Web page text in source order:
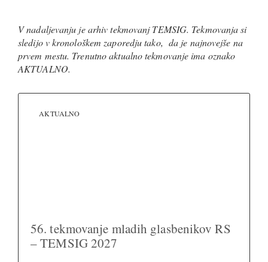
V nadaljevanju je arhiv tekmovanj TEMSIG. Tekmovanja si
sledijo v kronološkem zaporedju tako, da je najnovejše na
prvem mestu. Trenutno aktualno tekmovanje ima oznako
AKTUALNO.
AKTUALNO
56. tekmovanje mladih glasbenikov RS
– TEMSIG 2027